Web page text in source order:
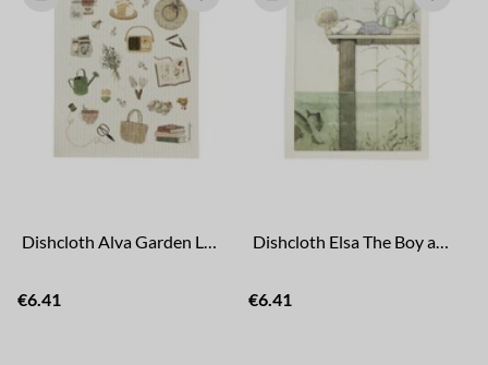
Dishcloth Alva Garden Life
€6.41
Dishcloth Elsa The Boy and The Fish
€6.41